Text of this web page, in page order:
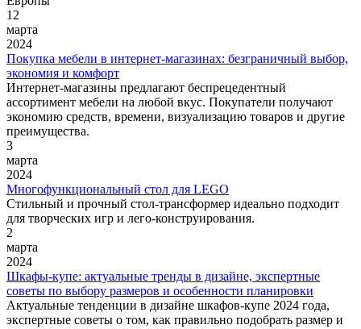
12
марта
2024
Покупка мебели в интернет-магазинах: безграничный выбор,
экономия и комфорт
Интернет-магазины предлагают беспрецедентный
ассортимент мебели на любой вкус. Покупатели получают
экономию средств, времени, визуализацию товаров и другие
преимущества.
3
марта
2024
Многофункциональный стол для LEGO
Стильный и прочный стол-трансформер идеально подходит
для творческих игр и лего-конструирования.
2
марта
2024
Шкафы-купе: актуальные тренды в дизайне, экспертные
советы по выбору размеров и особенности планировки
Актуальные тенденции в дизайне шкафов-купе 2024 года,
экспертные советы о том, как правильно подобрать размер и